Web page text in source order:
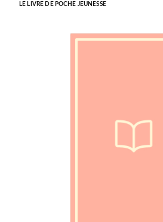
LE LIVRE DE POCHE JEUNESSE